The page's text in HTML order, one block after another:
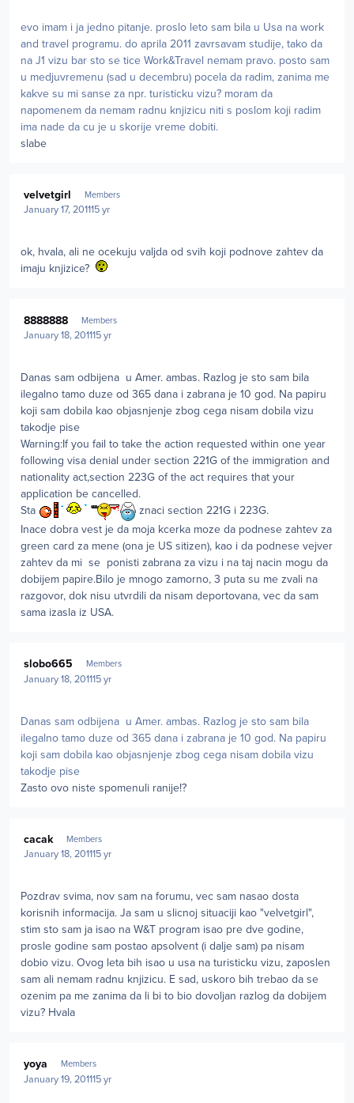
evo imam i ja jedno pitanje. proslo leto sam bila u Usa na work
and travel programu. do aprila 2011 zavrsavam studije, tako da
na J1 vizu bar sto se tice Work&Travel nemam pravo. posto sam
u medjuvremenu (sad u decembru) pocela da radim, zanima me
kakve su mi sanse za npr. turisticku vizu? moram da
napomenem da nemam radnu knjizicu niti s poslom koji radim
ima nade da cu je u skorije vreme dobiti.
slabe
velvetgirl Members
January 17, 201115 yr
ok, hvala, ali ne ocekuju valjda od svih koji podnove zahtev da
imaju knjizice?
8888888 Members
January 18, 201115 yr
Danas sam odbijena u Amer. ambas. Razlog je sto sam bila
ilegalno tamo duze od 365 dana i zabrana je 10 god. Na papiru
koji sam dobila kao objasnjenje zbog cega nisam dobila vizu
takodje pise
Warning:If you fail to take the action requested within one year
following visa denial under section 221G of the immigration and
nationality act,section 223G of the act requires that your
application be cancelled.
Sta
znaci section 221G i 223G.
Inace dobra vest je da moja kcerka moze da podnese zahtev za
green card za mene (ona je US sitizen), kao i da podnese vejver
zahtev da mi se ponisti zabrana za vizu i na taj nacin mogu da
dobijem papire.Bilo je mnogo zamorno, 3 puta su me zvali na
razgovor, dok nisu utvrdili da nisam deportovana, vec da sam
sama izasla iz USA.
slobo665 Members
January 18, 201115 yr
Danas sam odbijena u Amer. ambas. Razlog je sto sam bila
ilegalno tamo duze od 365 dana i zabrana je 10 god. Na papiru
koji sam dobila kao objasnjenje zbog cega nisam dobila vizu
takodje pise
Zasto ovo niste spomenuli ranije!?
cacak Members
January 18, 201115 yr
Pozdrav svima, nov sam na forumu, vec sam nasao dosta
korisnih informacija. Ja sam u slicnoj situaciji kao "velvetgirl",
stim sto sam ja isao na W&T program isao pre dve godine,
prosle godine sam postao apsolvent (i dalje sam) pa nisam
dobio vizu. Ovog leta bih isao u usa na turisticku vizu, zaposlen
sam ali nemam radnu knjizicu. E sad, uskoro bih trebao da se
ozenim pa me zanima da li bi to bio dovoljan razlog da dobijem
vizu? Hvala
yoya Members
January 19, 201115 yr